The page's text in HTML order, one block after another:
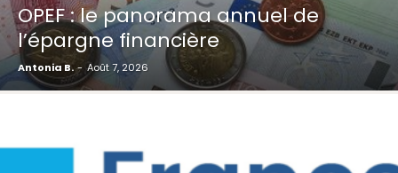
OPEF : le panorama annuel de
l’épargne financière
Antonia B. - Août 7, 2026